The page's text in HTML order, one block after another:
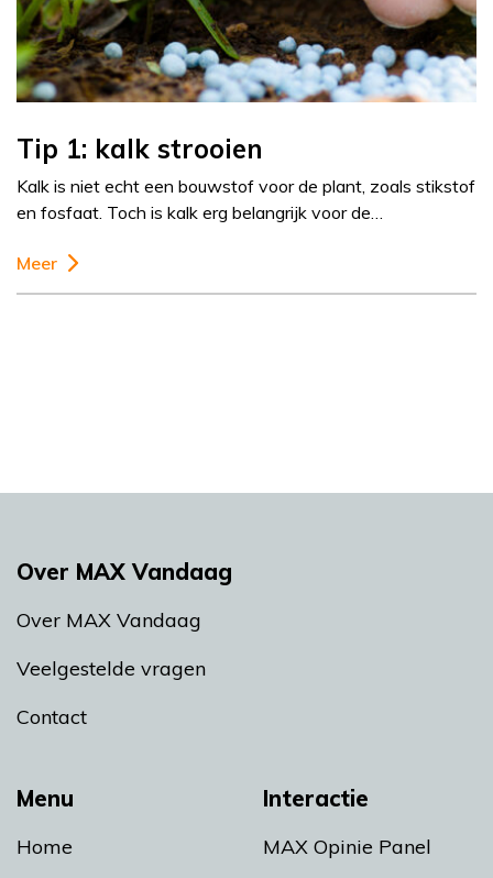
Tip 1: kalk strooien
Kalk is niet echt een bouwstof voor de plant, zoals stikstof
en fosfaat. Toch is kalk erg belangrijk voor de…
Meer
Menu
Home
Interactie
MAX Opinie Panel
Over MAX Vandaag
Over MAX Vandaag
Veelgestelde vragen
Contact